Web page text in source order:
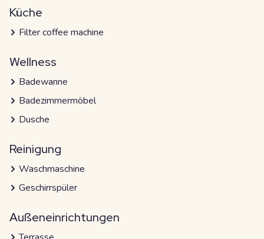
Küche
Filter coffee machine
Wellness
Badewanne
Badezimmermöbel
Dusche
Reinigung
Waschmaschine
Geschirrspüler
Außeneinrichtungen